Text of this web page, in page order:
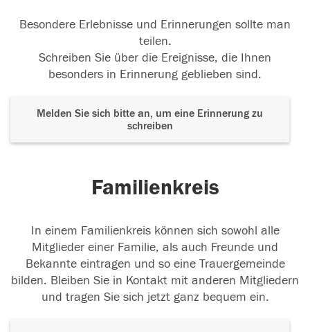
Besondere Erlebnisse und Erinnerungen sollte man
teilen.
Schreiben Sie über die Ereignisse, die Ihnen
besonders in Erinnerung geblieben sind.
Melden Sie sich bitte an, um eine Erinnerung zu
schreiben
Familienkreis
In einem Familienkreis können sich sowohl alle
Mitglieder einer Familie, als auch Freunde und
Bekannte eintragen und so eine Trauergemeinde
bilden. Bleiben Sie in Kontakt mit anderen Mitgliedern
und tragen Sie sich jetzt ganz bequem ein.